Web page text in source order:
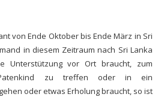
von Ende Oktober bis Ende März in Sri
in diesem Zeitraum nach Sri Lanka
Unterstützung vor Ort braucht, zum
zu treffen oder in ein
oder etwas Erholung braucht, so ist